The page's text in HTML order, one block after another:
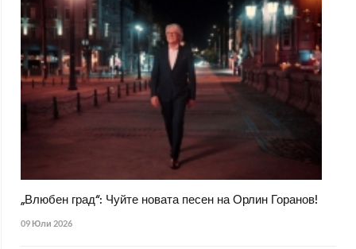
„Влюбен град“: Чуйте новата песен на Орлин Горанов!
09 Юли 2026